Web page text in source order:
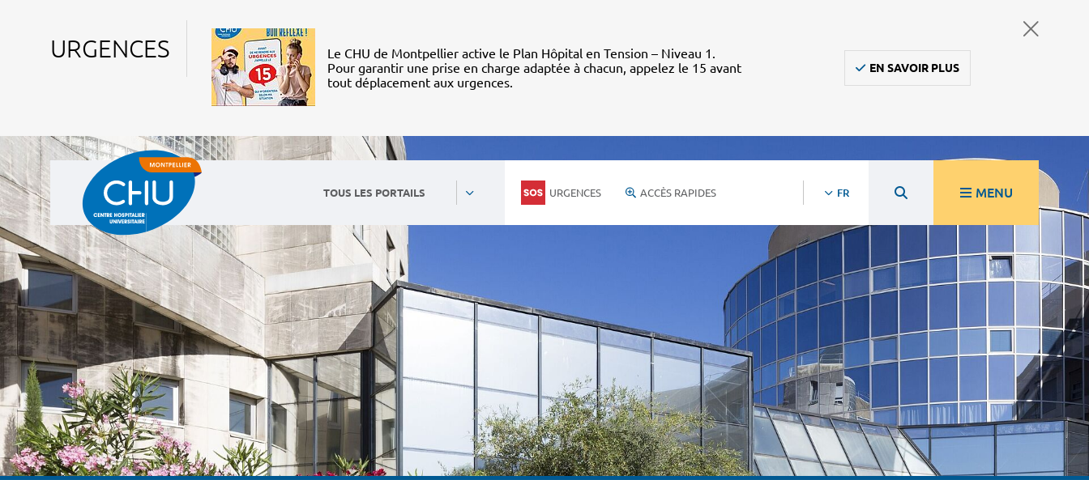
URGENCES
Le CHU de Montpellier active le Plan Hôpital en Tension – Niveau 1.
Pour garantir une prise en charge adaptée à chacun, appelez le 15 avant
tout déplacement aux urgences.
EN SAVOIR PLUS
TOUS LES PORTAILS URGENCES ACCÈS RAPIDES FR MENU